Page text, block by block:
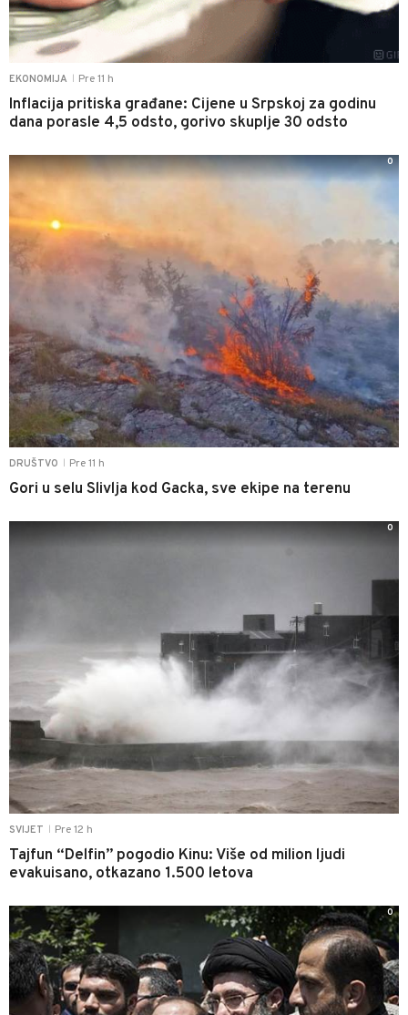
EKONOMIJA Pre 11 h
Inflacija pritiska građane: Cijene u Srpskoj za godinu
dana porasle 4,5 odsto, gorivo skuplje 30 odsto
DRUŠTVO Pre 11 h
Gori u selu Slivlja kod Gacka, sve ekipe na terenu
0
SVIJET Pre 12 h
Tajfun “Delfin” pogodio Kinu: Više od milion ljudi
evakuisano, otkazano 1.500 letova
0
0